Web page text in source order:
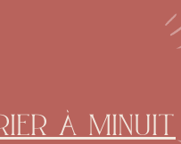
à minuit